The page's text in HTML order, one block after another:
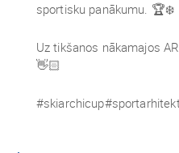
sportisku panākumu. 🏆❄️
Uz tikšanos nākamajos
👋🏻